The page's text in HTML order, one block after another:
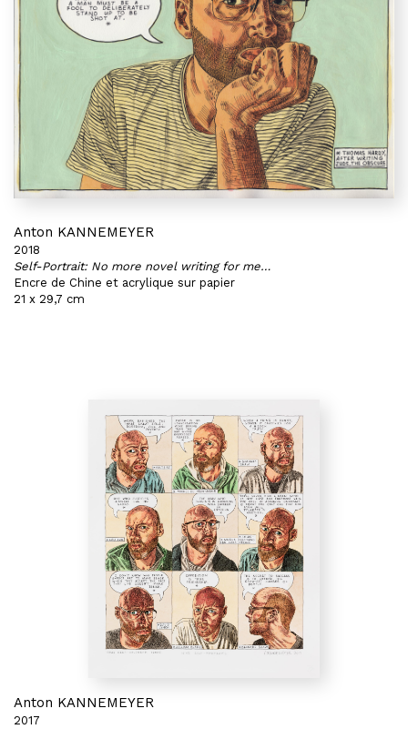
Anton KANNEMEYER
2018
Self-Portrait: No more novel writing for me…
Encre de Chine et acrylique sur papier
21 x 29,7 cm
Anton KANNEMEYER
2017